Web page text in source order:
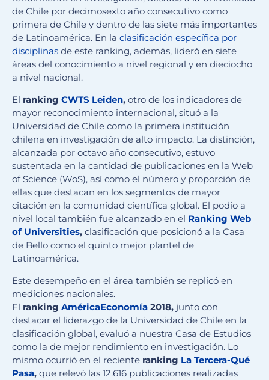
de Chile por decimosexto año consecutivo como
primera de Chile y dentro de las siete más importantes
de Latinoamérica. En la clasificación específica por
disciplinas de este ranking, además, lideró en siete
áreas del conocimiento a nivel regional y en dieciocho
a nivel nacional.
El ranking CWTS Leiden, otro de los indicadores de
mayor reconocimiento internacional, situó a la
Universidad de Chile como la primera institución
chilena en investigación de alto impacto. La distinción,
alcanzada por octavo año consecutivo, estuvo
sustentada en la cantidad de publicaciones en la Web
of Science (WoS), así como el número y proporción de
ellas que destacan en los segmentos de mayor
citación en la comunidad científica global. El podio a
nivel local también fue alcanzado en el Ranking Web
of Universities, clasificación que posicionó a la Casa
de Bello como el quinto mejor plantel de
Latinoamérica.
Este desempeño en el área también se replicó en
mediciones nacionales.
El ranking AméricaEconomía 2018, junto con
destacar el liderazgo de la Universidad de Chile en la
clasificación global, evaluó a nuestra Casa de Estudios
como la de mejor rendimiento en investigación. Lo
mismo ocurrió en el reciente ranking La Tercera-Qué
Pasa, que relevó las 12.616 publicaciones realizadas